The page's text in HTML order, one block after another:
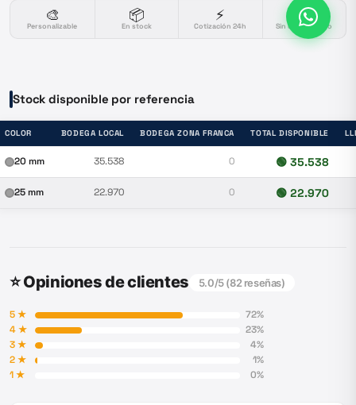
🎨
Personalizable
📦
En stock
⚡
Cotización 24h
🔒
Sin compromiso
Stock disponible por referencia
COLOR BODEGA LOCAL BODEGA ZONA FRANCA TOTAL DISPONIBLE
20 mm 35.538 0 🟢 35.538
25 mm 22.970 0 🟢 22.970
⭐ Opiniones de clientes 5.0/5 (82 reseñas)
5★ 72%
4★ 23%
3★ 4%
2★ 1%
1★ 0%